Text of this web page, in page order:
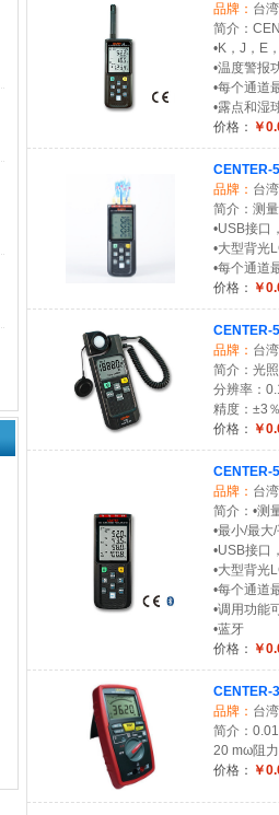
品牌： 台
简介：
•K，J，E
•温度警报
•每个通道
•露点和湿
价格： ￥
CENTER-
品牌： 台
简介：测
•USB接口
•大型背光
•每个通道
价格： ￥
CENTER-
品牌： 台
简介：光
分辨率：
精度：±3
价格： ￥
CENTER-
品牌： 台
简介：•测
•最小/最大
•USB接口
•大型背光
•每个通道
•调用功能
•蓝牙
价格： ￥
CENTER-
品牌： 台
简介：
20 mω阻
价格： ￥